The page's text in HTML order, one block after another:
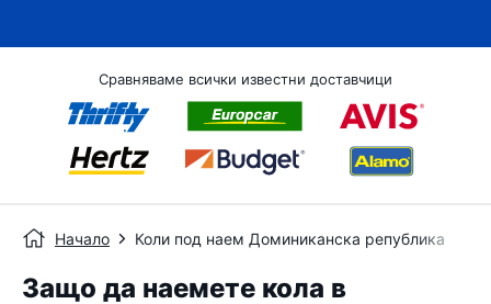
Сравняваме всички известни доставчици
Начало Коли под наем Доминиканска република
Защо да наемете кола в